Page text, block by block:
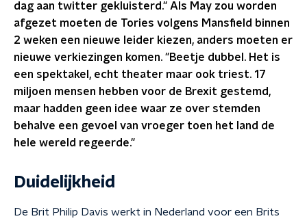
dag aan twitter gekluisterd." Als May zou worden
afgezet moeten de Tories volgens Mansfield binnen
2 weken een nieuwe leider kiezen, anders moeten er
nieuwe verkiezingen komen. "Beetje dubbel. Het is
een spektakel, echt theater maar ook triest. 17
miljoen mensen hebben voor de Brexit gestemd,
maar hadden geen idee waar ze over stemden
behalve een gevoel van vroeger toen het land de
hele wereld regeerde."
Duidelijkheid
De Brit Philip Davis werkt in Nederland voor een Brits